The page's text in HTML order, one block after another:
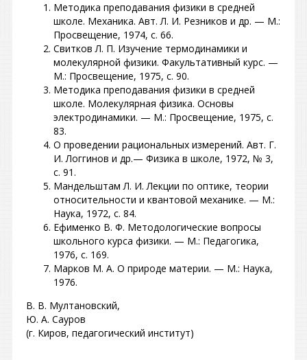
Методика преподавания физики в средней
школе. Механика. Авт. Л. И. Резников и др. — М.:
Просвещение, 1974, с. 66.
Свитков Л. П. Изучение термодинамики и
молекулярной физики. Факультативный курс. —
М.: Просвещение, 1975, с. 90.
Методика преподавания физики в средней
школе. Молекулярная физика. Основы
электродинамики. — М.: Просвещение, 1975, с.
83.
О проведении рациональных измерений. Авт. Г.
И. Логгинов и др.— Физика в школе, 1972, № 3,
с. 91.
Мандельштам Л. И. Лекции по оптике, теории
относительности и квантовой механике. — М.:
Наука, 1972, с. 84.
Ефименко В. Ф. Методологические вопросы
школьного курса физики. — М.: Педагогика,
1976, с. 169.
Марков М. А. О природе материи. — М.: Наука,
1976.
В. В. Мултановский,
Ю. А. Сауров
(г. Киров, педагогический институт)